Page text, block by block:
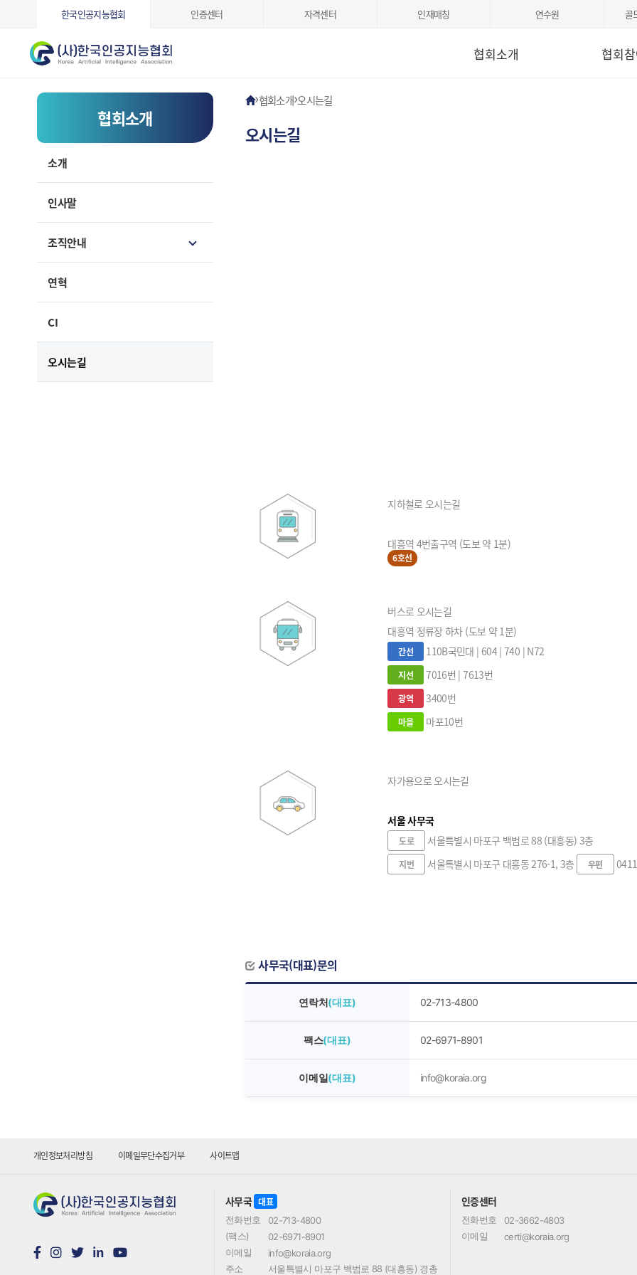
한국인공지능협회 인증센터 자격센터 인재매칭 연수원 골
협회소개 협회
협회소개
소개
인사말
조직안내
연혁
CI
오시는길
›협회소개›오시는길
오시는길
지하철로 오시는길
대흥역 4번출구역 (도보 약 1분)
6호선
버스로 오시는길
대흥역 정류장 하차 (도보 약 1분)
간선 110B국민대 | 604 | 740 | N72
지선 7016번 | 7613번
광역 3400번
마을 마포10번
자가용으로 오시는길
서울 사무국
도로 서울특별시 마포구 백범로 88 (대흥동) 3층
지번 서울특별시 마포구 대흥동 276-1, 3층 우편
사무국(대표)문의
연락처(대표) 02-713-4800
팩스(대표) 02-6971-8901
이메일(대표) info@koraia.org
개인정보처리방침 이메일무단수집거부 사이트맵
in
사무국 대표
전화번호
02-713-4800
(팩스)
02-6971-8901
이메일
info@koraia.org
주소
서울특별시 마포구 백범로 88 (대흥동) 경총
인증센터
전화번호
02-3662-4803
이메일
certi@koraia.org